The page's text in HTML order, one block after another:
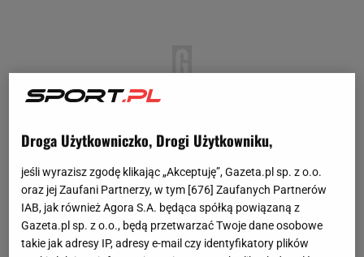
Droga Użytkowniczko, Drogi Użytkowniku,
jeśli wyrazisz zgodę klikając „Akceptuję”, Gazeta.pl sp. z o.o.
oraz jej Zaufani Partnerzy, w tym [676] Zaufanych Partnerów
IAB, jak również Agora S.A. będąca spółką powiązaną z
Gazeta.pl sp. z o.o., będą przetwarzać Twoje dane osobowe
takie jak adresy IP, adresy e-mail czy identyfikatory plików